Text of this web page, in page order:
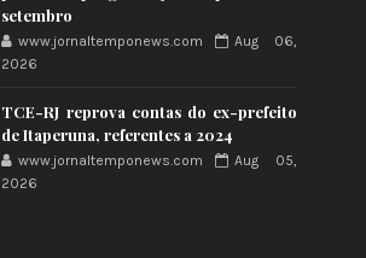
setembro
www.jornaltemponews.com
Aug 06,
2026
TCE-RJ reprova contas do ex-prefeito
de Itaperuna, referentes a 2024
www.jornaltemponews.com
Aug 05,
2026